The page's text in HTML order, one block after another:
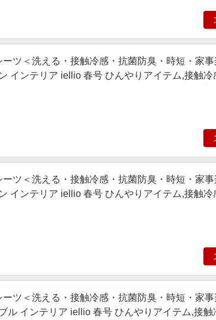
ツ＜洗える・接触冷感・抗菌防臭・時短・家
インテリア iellio 春号 ひんやりアイテム,接触冷
,動画あり
ツ＜洗える・接触冷感・抗菌防臭・時短・家
インテリア iellio 春号 ひんやりアイテム,接触冷
,動画あり
ツ＜洗える・接触冷感・抗菌防臭・時短・家
ル インテリア iellio 春号 ひんやりアイテム,接触